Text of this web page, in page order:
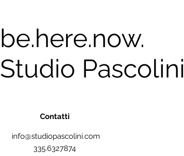
be.here.now.
Studio Pascolini
Contatti
335.6327874
info@studiopascolini.com